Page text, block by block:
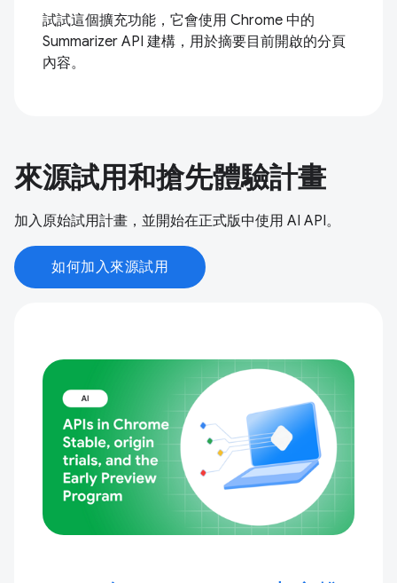
試試這個擴充功能，它會使用 Chrome 中的
Summarizer API 建構，用於摘要目前開啟的分頁
內容。
來源試用和搶先體驗計畫
加入原始試用計畫，並開始在正式版中使用 AI API。
如何加入來源試用